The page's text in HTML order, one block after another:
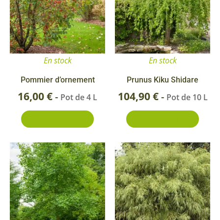
En stock
Pommier d’ornement
16,00€- Pot de 4 L
En stock
Prunus Kiku Shidare
104,90€- Pot de 10 L
Ce
a